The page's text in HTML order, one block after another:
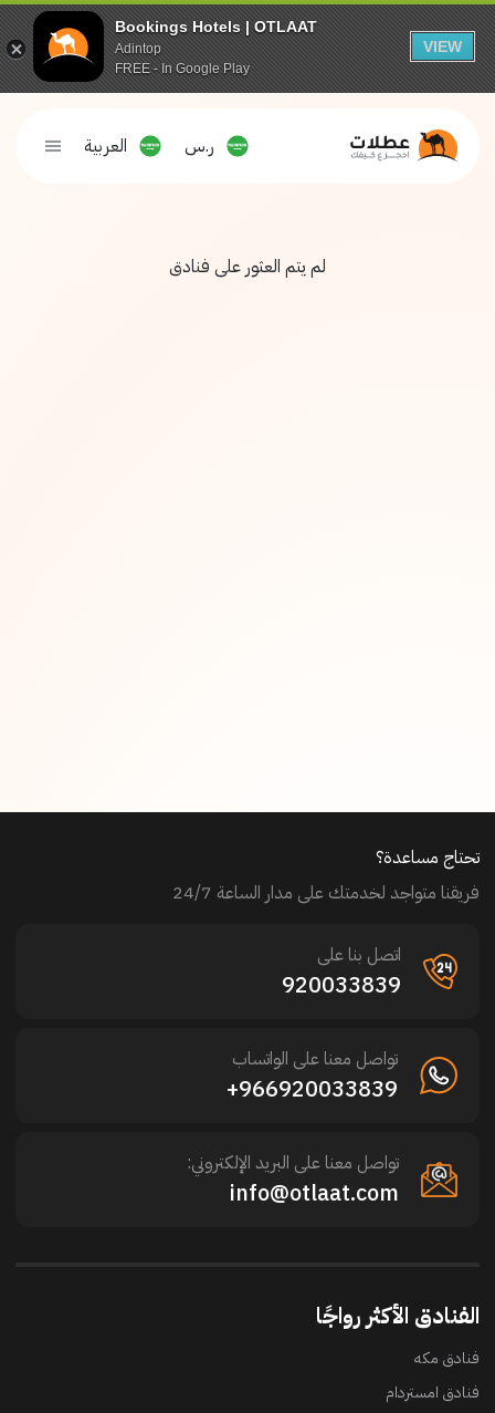
Bookings Hotels | OTLAAT
Adintop
FREE - In Google Play
VIEW
ر.س العربية
لم يتم العثور على فنادق
تحتاج مساعدة؟
فريقنا متواجد لخدمتك على مدار الساعة 24/7
اتصل بنا على
920033839
تواصل معنا على الواتساب
966920033839+
تواصل معنا على البريد الإلكتروني:
info@otlaat.com
الفنادق الأكثر رواجًا
فنادق مكه
فنادق امستردام